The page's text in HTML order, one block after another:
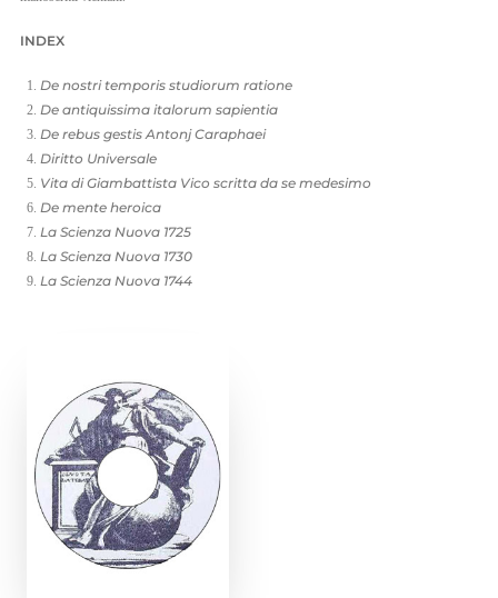
CANALE YOUTUBE ISPF
EN
IT
INDEX
De nostri temporis studiorum ratione
De antiquissima italorum sapientia
De rebus gestis Antonj Caraphaei
Diritto Universale
Vita di Giambattista Vico scritta da se medesimo
De mente heroica
La Scienza Nuova 1725
La Scienza Nuova 1730
La Scienza Nuova 1744